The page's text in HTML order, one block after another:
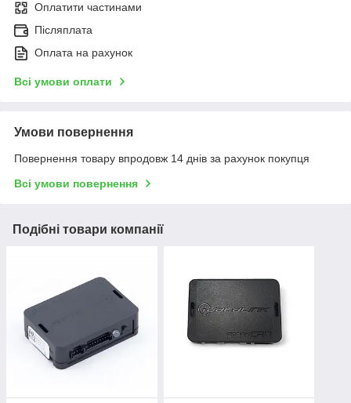
Оплатити частинами
Післяплата
Оплата на рахунок
Всі умови оплати
Умови повернення
Повернення товару впродовж 14 днів за рахунок покупця
Всі умови повернення
Подібні товари компанії